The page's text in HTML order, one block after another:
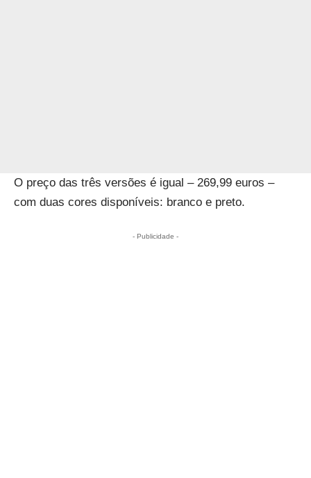
O preço das três versões é igual – 269,99 euros –
com duas cores disponíveis: branco e preto.
- Publicidade -